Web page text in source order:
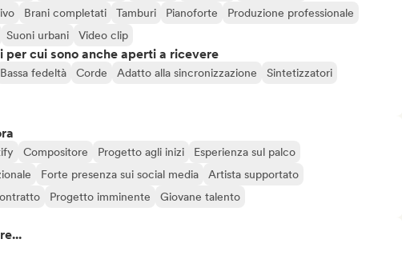
Brani completati Tamburi Pianoforte
Produzione professionale
Suoni urbani Video clip
cui sono anche aperti a ricevere
Bassa fedeltà Corde Adatto alla sincronizzazione
Sintetizzatori
Compositore Progetto agli inizi
Esperienza sul palco
Forte presenza sui social media
Artista supportato
Progetto imminente Giovane talento